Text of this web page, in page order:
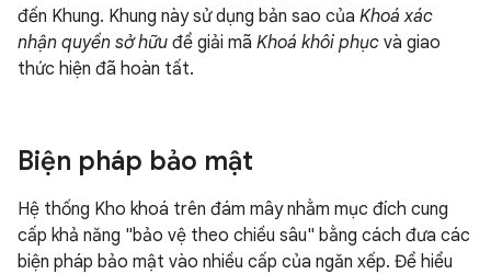
đến Khung. Khung này sử dụng bản sao của Khoá xác
nhận quyền sở hữu để giải mã Khoá khôi phục và giao
thức hiện đã hoàn tất.
Biện pháp bảo mật
Hệ thống Kho khoá trên đám mây nhằm mục đích cung
cấp khả năng "bảo vệ theo chiều sâu" bằng cách đưa các
biện pháp bảo mật vào nhiều cấp của ngăn xếp. Để hiểu